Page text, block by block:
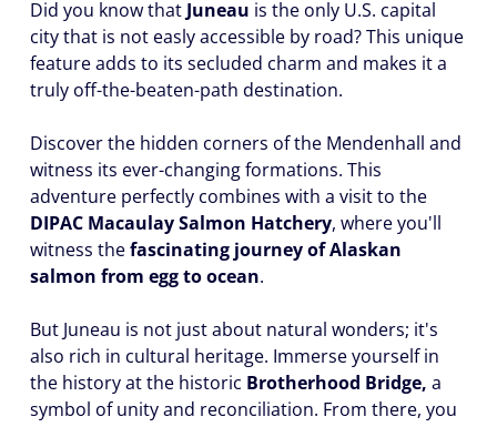
Did you know that Juneau is the only U.S. capital
city that is not easly accessible by road? This unique
feature adds to its secluded charm and makes it a
truly off-the-beaten-path destination.
Discover the hidden corners of the Mendenhall and
witness its ever-changing formations. This
adventure perfectly combines with a visit to the
DIPAC Macaulay Salmon Hatchery, where you'll
witness thefascinating journey of Alaskan
salmon from egg to ocean.
But Juneau is not just about natural wonders; it's
also rich in cultural heritage. Immerse yourself in
the history at the historic Brotherhood Bridge, a
symbol of unity and reconciliation. From there, you